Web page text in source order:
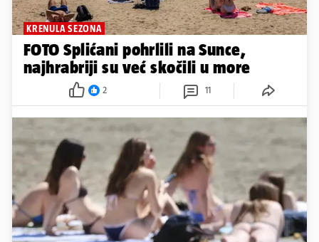
KRENULA SEZONA
FOTO Splićani pohrlili na Sunce,
najhrabriji su već skočili u more
2 11